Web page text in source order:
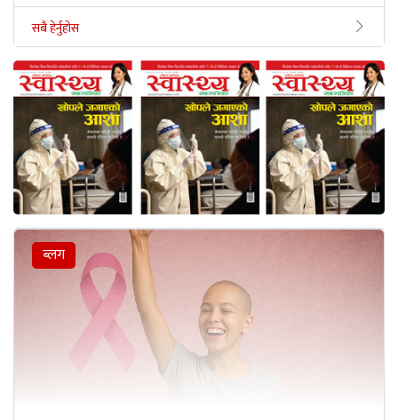
सबै हेर्नुहोस
ब्लग